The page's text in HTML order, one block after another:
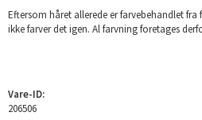
Eftersom håret allerede er farvebehandlet
ikke farver det igen. Al farvning foretages
Vare-ID:
206506